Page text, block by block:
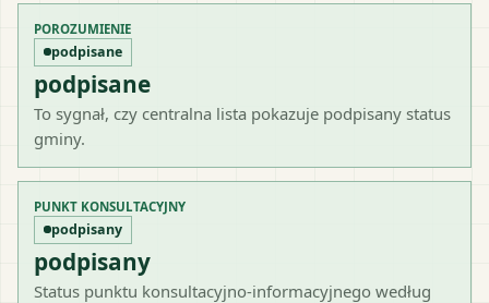
POROZUMIENIE
podpisane
podpisane
To sygnał, czy centralna lista pokazuje podpisany status
gminy.
PUNKT KONSULTACYJNY
podpisany
podpisany
Status punktu konsultacyjno-informacyjnego według